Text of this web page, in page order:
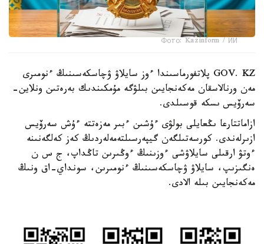
Фото: Kazinform / ИИ
GOV. KZ پلاتفورماسىندا ءوز سايلاۋ ۋچاسكەسىنىڭ ءنومىرى
مەن ورنالاسقان مەكەنجايىن بىلۋگە مۇمكىندىك بەرەتىن ونلاين-
سەرۆيس ىسكە قوسىلدى.
ازاماتتارعا ىڭعايلى بولۋى ءۇشىن ءبىر مەزەتتە ءۇش سەرۆيس
ازىرلەندى. كورسەتىلگەن گيپەرسىلتەمەلەردىڭ كەز كەلگەنىنە
ءوتۋ ارقىلى سايلاۋشى ءوزىنىڭ ءوڭىرىن تاڭداپ، ج س ن
ەنگىزىپ، سايلاۋ ۋچاسكەسىنىڭ ءنومىرىن، سونداي-اق ونىڭ
مەكەنجايىن بىلە الادى.